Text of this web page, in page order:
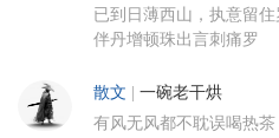
已到日薄西山，执意留
伴丹增顿珠出言刺痛罗
散文 一碗老干烘
有风无风都不耽误喝热